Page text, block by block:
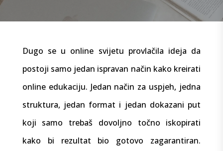
Dugo se u online svijetu provlačila ideja da
postoji samo jedan ispravan način kako kreirati
online edukaciju. Jedan način za uspjeh, jedna
struktura, jedan format i jedan dokazani put
koji samo trebaš dovoljno točno iskopirati
kako bi rezultat bio gotovo zagarantiran.